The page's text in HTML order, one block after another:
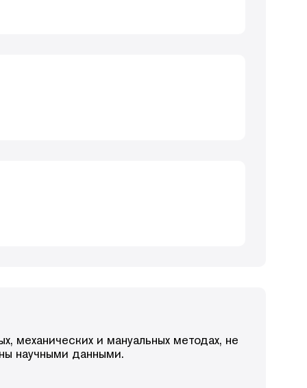
механических и мануальных методах, не
научными данными.